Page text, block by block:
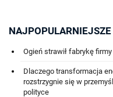
NAJPOPULARNIEJSZE
Ogień strawił fabrykę
Dlaczego transformacja
rozstrzygnie się w
polityce